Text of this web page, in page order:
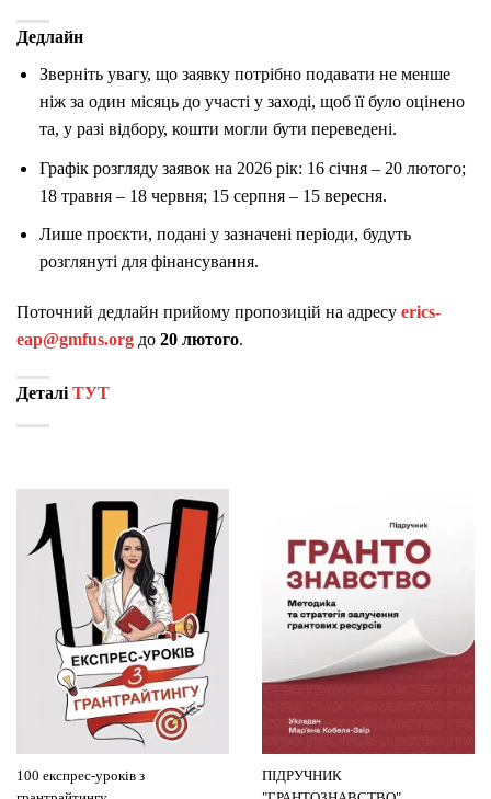
Дедлайн
Зверніть увагу, що заявку потрібно подавати не менше
ніж за один місяць до участі у заході, щоб її було оцінено
та, у разі відбору, кошти могли бути переведені.
Графік розгляду заявок на 2026 рік: 16 січня – 20 лютого;
18 травня – 18 червня; 15 серпня – 15 вересня.
Лише проєкти, подані у зазначені періоди, будуть
розглянуті для фінансування.
Поточний дедлайн прийому пропозицій на адресу erics-
eap@gmfus.org до 20 лютого.
Деталі ТУТ
100 експрес-уроків з
ПІДРУЧНИК